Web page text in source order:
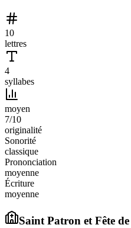
10
lettres
4
syllabes
moyen
7/10
originalité
Sonorité
classique
Prononciation
moyenne
Écriture
moyenne
Saint Patron et Fête de